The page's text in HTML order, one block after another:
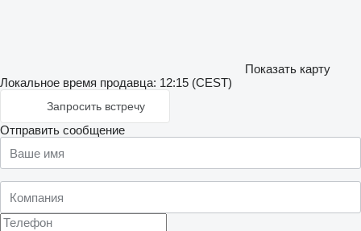
Показать карту
Локальное время продавца: 12:15 (CEST)
Запросить встречу
Отправить сообщение